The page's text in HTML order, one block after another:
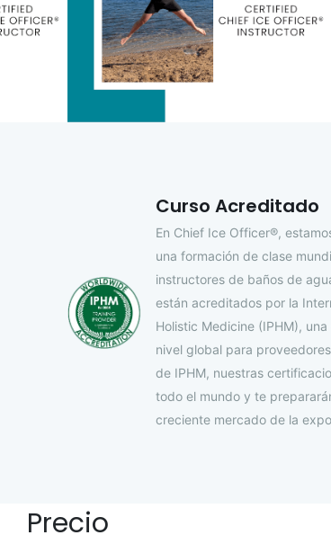
Curso Acreditado
En Chief Ice Officer®,
una formación de clase
instructores de baños de
están acreditados por la
Holistic Medicine (IPHM),
nivel global para
de IPHM, nuestras
todo el mundo y te
creciente mercado de la
Precio